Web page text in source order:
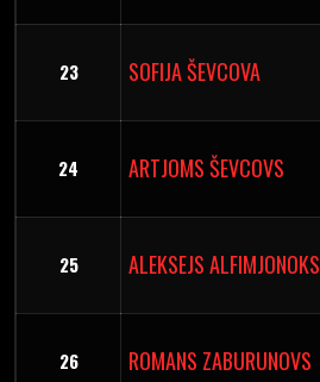
23 SOFIJA ŠEVCOVA
24 ARTJOMS ŠEVCOVS
25 ALEKSEJS ALFIMJONOKS
26 ROMANS ZABURUNOVS